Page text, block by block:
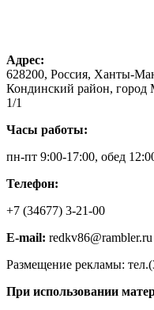
Адрес:
628200, Россия, Ханты-
Кондинский район, город
1/1
Часы работы:
пн-пт 9:00-17:00, обед
Телефон:
+7 (34677) 3-21-00
E-mail: redkv86@rambler.ru
Размещение рекламы:
При использовании